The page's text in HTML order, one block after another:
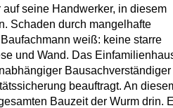
seine Handwerker, in diesem
Schaden durch mangelhafte
weiß: keine starre
und Wand. Das
Bausachverständiger
beauftragt. An
Bauzeit der Wurm drin.